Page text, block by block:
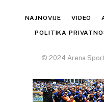
NAJNOVIJE VIDEO
POLITIKA
© 2024 Arena